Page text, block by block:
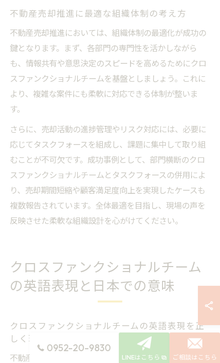
不動産売却推進に最適な組織体制の考え方
不動産売却推進においては、組織体制の最適化が成功の
鍵となります。まず、各部門の専門性を活かしながら
も、情報共有や意思決定のスピードを高めるためにクロ
スファンクショナルチームを基盤としましょう。これに
より、複雑な案件にも柔軟に対応できる体制が整いま
す。
さらに、売却活動の進捗管理やリスク対応には、必要に
応じてタスクフォースを組成し、課題に集中して取り組
むことが不可欠です。成功事例として、部門横断のクロ
スファンクショナルチームとタスクフォースの併用によ
り、売却期間短縮や顧客満足度向上を実現したケースも
複数報告されています。全体最適を目指し、現場の声を
反映させた柔軟な組織設計を心がけてください。
クロスファンクショナルチーム
の英語表現と日本での意味
クロスファンクショナルチームの英語表現を正
しく理解
不動産売却の現場でよく耳にする「クロスファンクショ
0952-20-9830
LINEはこちら ご相談はこちら